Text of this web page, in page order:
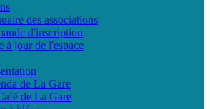
des associations
d'inscription
à jour de l'espace
de La Gare
de La Gare